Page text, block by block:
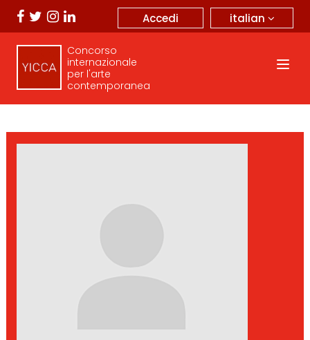
italian
Accedi
Concorso
internazionale
per l'arte
contemporanea